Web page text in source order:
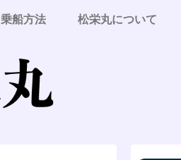
乗船方法 松栄丸について